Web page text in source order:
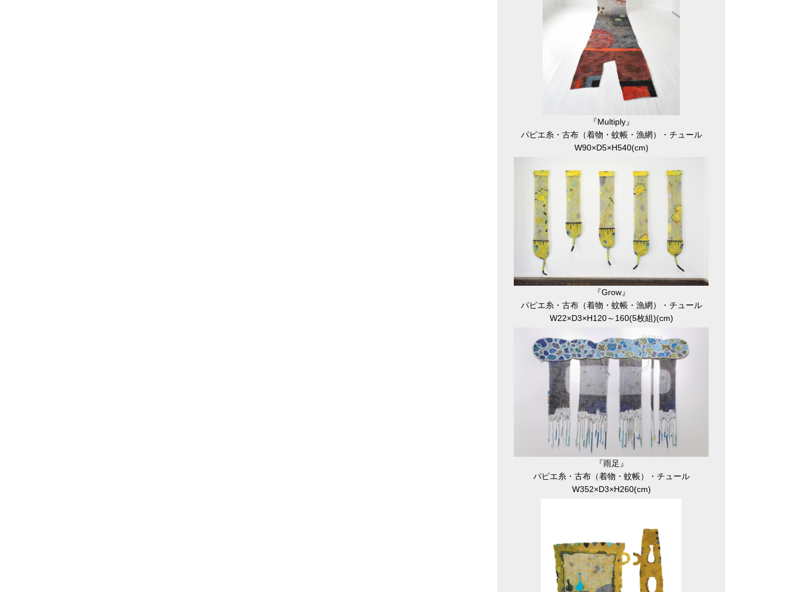
『Multiply』
パピエ糸・古布（着物・蚊帳・漁網）・チュール
W90×D5×H540(cm)
『Grow』
パピエ糸・古布（着物・蚊帳・漁網）・チュール
W22×D3×H120～160(5枚組)(cm)
『雨足』
パピエ糸・古布（着物・蚊帳）・チュール
W352×D3×H260(cm)